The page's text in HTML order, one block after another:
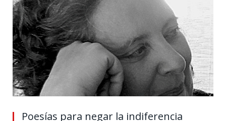
Poesías para negar la indiferencia